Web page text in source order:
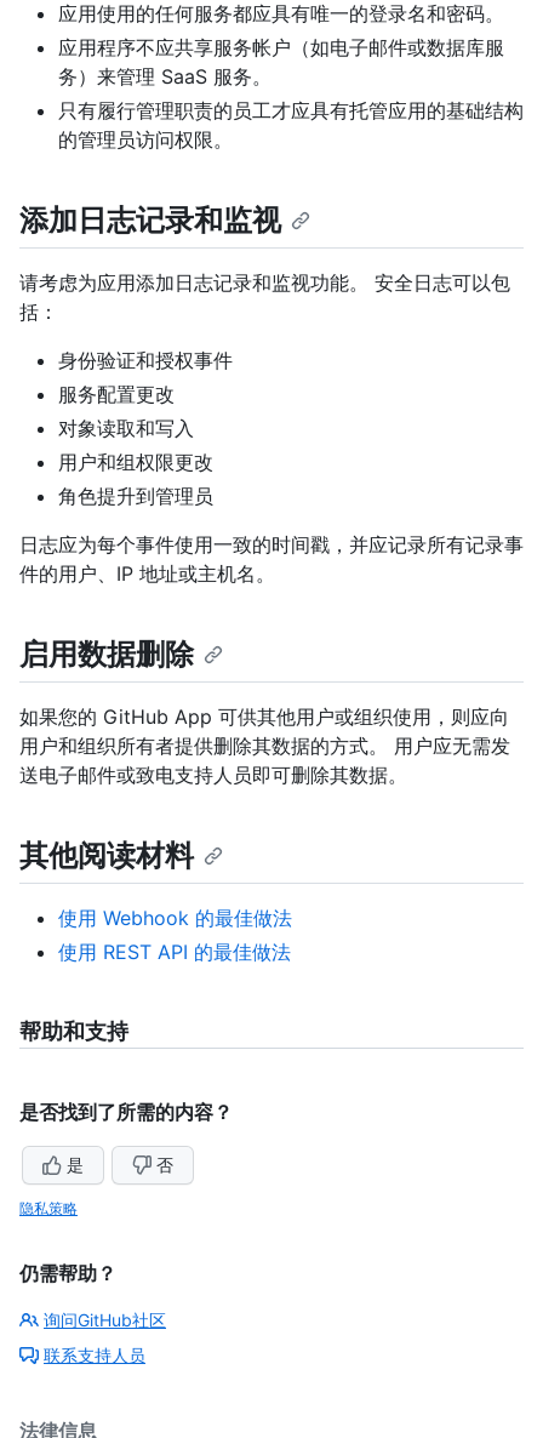
应用使用的任何服务都应具有唯一的登录名和密码。
应用程序不应共享服务帐户（如电子邮件或数据库服
务）来管理 SaaS 服务。
只有履行管理职责的员工才应具有托管应用的基础结构
的管理员访问权限。
添加日志记录和监视
请考虑为应用添加日志记录和监视功能。 安全日志可以包
括：
身份验证和授权事件
服务配置更改
对象读取和写入
用户和组权限更改
角色提升到管理员
日志应为每个事件使用一致的时间戳，并应记录所有记录事
件的用户、IP 地址或主机名。
启用数据删除
如果您的 GitHub App 可供其他用户或组织使用，则应向
用户和组织所有者提供删除其数据的方式。 用户应无需发
送电子邮件或致电支持人员即可删除其数据。
其他阅读材料
使用 Webhook 的最佳做法
使用 REST API 的最佳做法
帮助和支持
是否找到了所需的内容？
是 否
隐私策略
仍需帮助？
询问GitHub社区
联系支持人员
法律信息